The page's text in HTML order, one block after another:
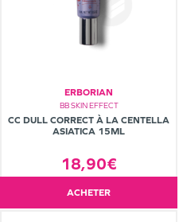
ERBORIAN
BB SKIN EFFECT
CC DULL CORRECT À LA CENTELLA
ASIATICA 15ML
18,90€
ACHETER